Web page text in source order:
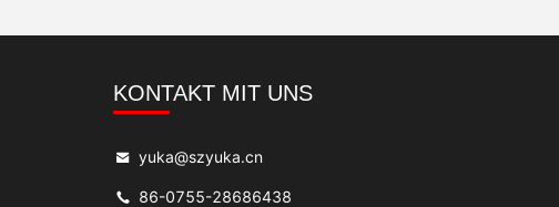
KONTAKT MIT UNS
yuka@szyuka.cn
86-0755-28686438